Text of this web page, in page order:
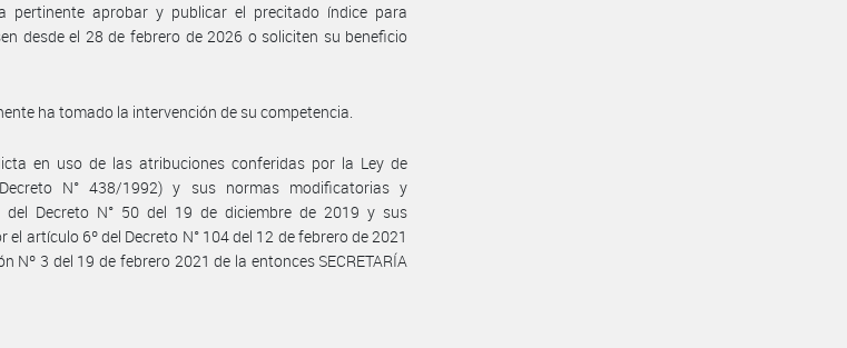
pertinente aprobar y publicar el precitado índice para
desde el 28 de febrero de 2026 o soliciten su beneficio
ha tomado la intervención de su competencia.
en uso de las atribuciones conferidas por la Ley de
N° 438/1992) y sus normas modificatorias y
del Decreto N° 50 del 19 de diciembre de 2019 y sus
artículo 6º del Decreto N° 104 del 12 de febrero de 2021
Nº 3 del 19 de febrero 2021 de la entonces SECRETARÍA